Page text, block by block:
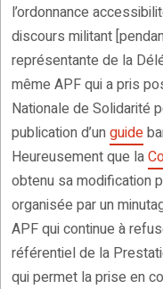
l’ordonnance
discours militant
représentante de la
même APF qui a pris
Nationale de Solidarité
publication d’unguide
Heureusement que la
obtenu sa modification
organisée par un
APF qui continue à
référentiel de la
qui permet la prise en